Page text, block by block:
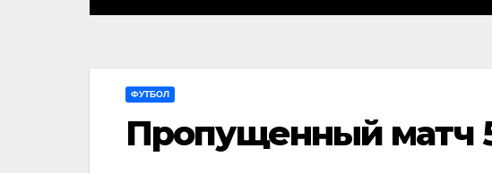
ФУТБОЛ
Пропущенный матч